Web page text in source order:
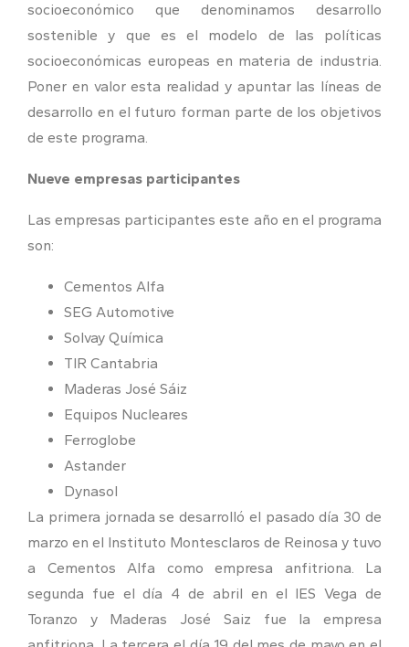
socioeconómico que denominamos desarrollo
sostenible y que es el modelo de las políticas
socioeconómicas europeas en materia de industria.
Poner en valor esta realidad y apuntar las líneas de
desarrollo en el futuro forman parte de los objetivos
de este programa.
Nueve empresas participantes
Las empresas participantes este año en el programa
son:
Cementos Alfa
SEG Automotive
Solvay Química
TIR Cantabria
Maderas José Sáiz
Equipos Nucleares
Ferroglobe
Astander
Dynasol
La primera jornada se desarrolló el pasado día 30 de
marzo en el Instituto Montesclaros de Reinosa y tuvo
a Cementos Alfa como empresa anfitriona. La
segunda fue el día 4 de abril en el IES Vega de
Toranzo y Maderas José Saiz fue la empresa